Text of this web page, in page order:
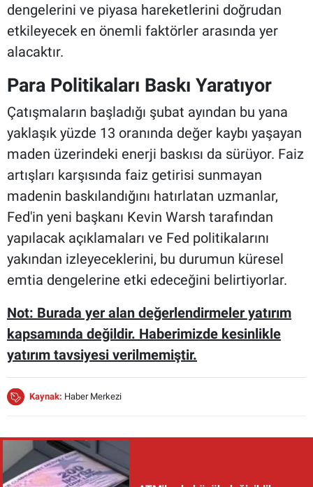
dengelerini ve piyasa hareketlerini doğrudan
etkileyecek en önemli faktörler arasında yer
alacaktır.
Para Politikaları Baskı Yaratıyor
Çatışmaların başladığı şubat ayından bu yana
yaklaşık yüzde 13 oranında değer kaybı yaşayan
maden üzerindeki enerji baskısı da sürüyor. Faiz
artışları karşısında faiz getirisi sunmayan
madenin baskılandığını hatırlatan uzmanlar,
Fed'in yeni başkanı Kevin Warsh tarafından
yapılacak açıklamaları ve Fed politikalarını
yakından izleyeceklerini, bu durumun küresel
emtia dengelerine etki edeceğini belirtiyorlar.
Not: Burada yer alan değerlendirmeler yatırım
kapsamında değildir. Haberimizde kesinlikle
yatırım tavsiyesi verilmemiştir.
Kaynak: Haber Merkezi